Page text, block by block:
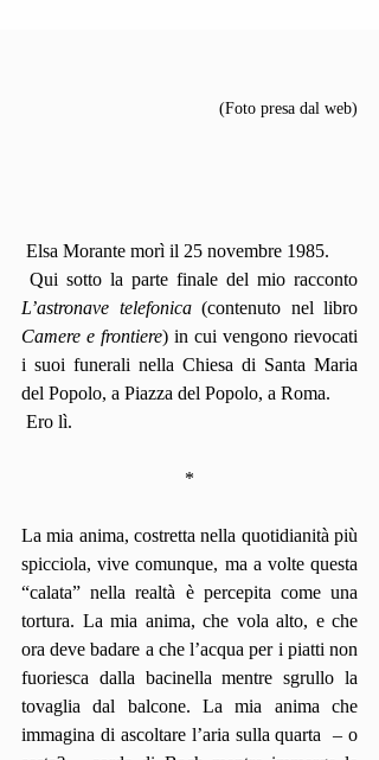
(Foto presa dal web)
Elsa Morante morì il 25 novembre 1985.
L’astronave telefonica
Camere e frontiere) in cui vengono rievocati
i suoi funerali nella Chiesa di Santa Maria
del Popolo, a Piazza del Popolo, a Roma.
Ero lì.
*
La mia anima, costretta nella quotidianità più
spicciola, vive comunque, ma a volte questa
“calata” nella realtà è percepita come una
tortura. La mia anima, che vola alto, e che
ora deve badare a che l’acqua per i piatti non
fuoriesca dalla bacinella mentre sgrullo la
tovaglia dal balcone. La mia anima che
immagina di ascoltare l’aria sulla quarta  – o